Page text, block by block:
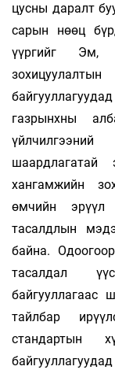
цусны даралт
сарын нөөц
үүргийг Эм,
газрынхны
хангамжийн
өмчийн эрүүл
тасалдлын
байна.
тасалдал
байгууллагаас
тайлбар
стандартын